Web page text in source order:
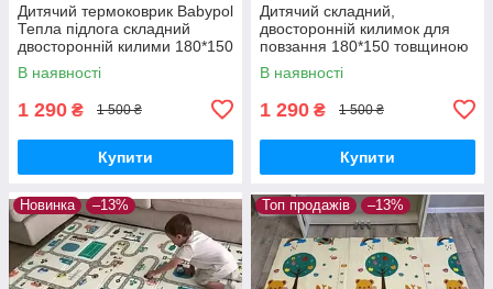
Дитячий термоковрик Babypol
Тепла підлога складний
двосторонній килими 180*150
товщиною 1см, з дорогою
В наявності
1 290 ₴ 1 500 ₴
Купити
Дитячий складний,
двосторонній килимок для
повзання 180*150 товщиною
1см
В наявності
1 290 ₴ 1 500 ₴
Купити
Новинка –13% Топ продажів –13%